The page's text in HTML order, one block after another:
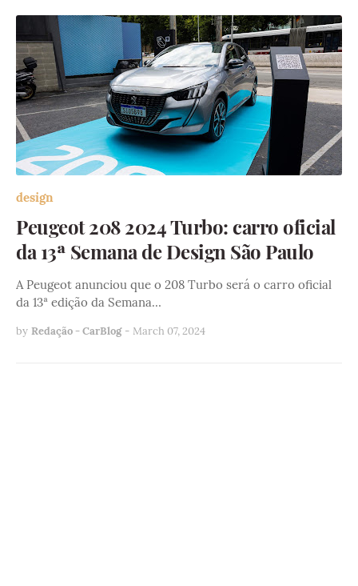
design
Peugeot 208 2024 Turbo: carro oficial
da 13ª Semana de Design São Paulo
A Peugeot anunciou que o 208 Turbo será o carro oficial
da 13ª edição da Semana…
by Redação - CarBlog - March 07, 2024